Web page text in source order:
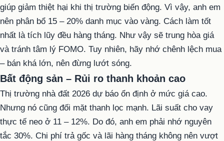
giúp giảm thiệt hại khi thị trường biến động. Vì vậy, anh em
nên phân bổ 15 – 20% danh mục vào vàng. Cách làm tốt
nhất là tích lũy đều hàng tháng. Như vậy sẽ trung hòa giá
và tránh tâm lý FOMO. Tuy nhiên, hãy nhớ chênh lệch mua
– bán khá lớn, nên đừng lướt sóng.
Bất động sản – Rủi ro thanh khoản cao
Thị trường nhà đất 2026 dự báo ổn định ở mức giá cao.
Nhưng nó cũng đối mặt thanh lọc mạnh. Lãi suất cho vay
thực tế neo ở 11 – 12%. Do đó, anh em phải nhớ nguyên
tắc 30%. Chi phí trả gốc và lãi hàng tháng không nên vượt